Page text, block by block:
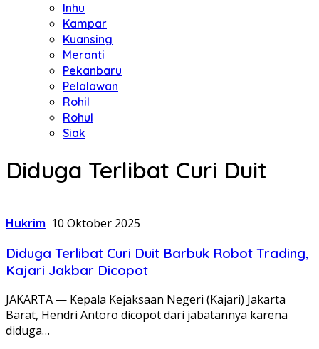
Inhu
Kampar
Kuansing
Meranti
Pekanbaru
Pelalawan
Rohil
Rohul
Siak
Diduga Terlibat Curi Duit
Hukrim 10 Oktober 2025
Diduga Terlibat Curi Duit Barbuk Robot Trading,
Kajari Jakbar Dicopot
JAKARTA — Kepala Kejaksaan Negeri (Kajari) Jakarta
Barat, Hendri Antoro dicopot dari jabatannya karena
diduga…